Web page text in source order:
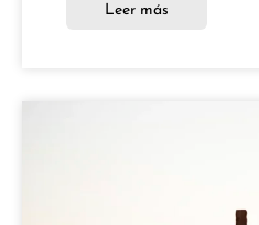
Leer más